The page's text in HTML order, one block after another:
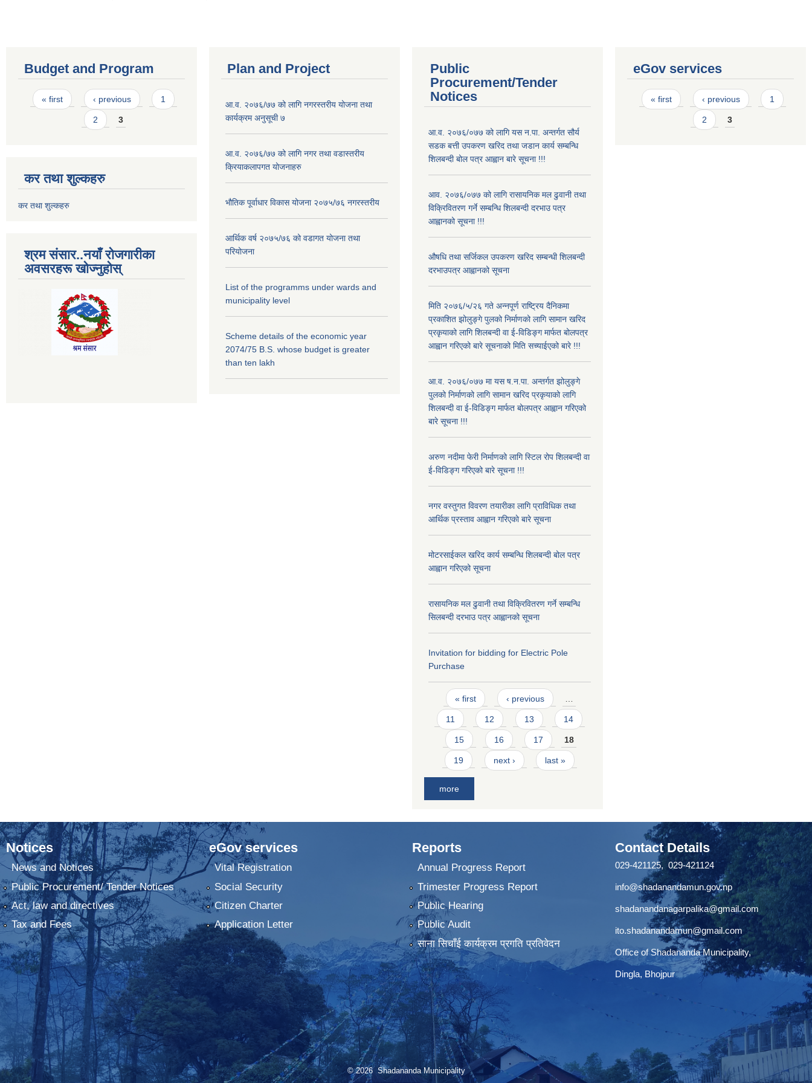
Budget and Program
Pages
« first ‹ previous 1
2 3
कर तथा शुल्कहरु
कर तथा शुल्कहरु
श्रम संसार..नयाँ रोजगारीका
अवसरहरू खोज्नुहोस्
Plan and Project
आ.व. २०७६/७७ को लागि नगरस्तरीय योजना तथा
कार्यक्रम अनुसूची ७
आ.व. २०७६/७७ को लागि नगर तथा वडास्तरीय
क्रियाकलापगत योजनाहरु
भौतिक पूर्वाधार विकास योजना २०७५/७६ नगरस्तरीय
आर्थिक वर्ष २०७५/७६ को वडागत योजना तथा
परियोजना
List of the programms under wards and
municipality level
Scheme details of the economic year
2074/75 B.S. whose budget is greater
than ten lakh
Public
Procurement/Tender
Notices
आ.व. २०७६/०७७ को लागि यस न.पा. अन्तर्गत सौर्य
सडक बत्ती उपकरण खरिद तथा जडान कार्य सम्बन्धि
शिलबन्दी बोल पत्र आह्वान बारे सूचना !!!
आव. २०७६/०७७ को लागि रासायनिक मल ढुवानी तथा
विक्रिवितरण गर्ने सम्बन्धि शिलबन्दी दरभाउ पत्र
आह्वानको सूचना !!!
औषधि तथा सर्जिकल उपकरण खरिद सम्बन्धी शिलबन्दी
दरभाउपत्र आह्वानको सूचना
मिति २०७६/५/२६ गते अन्नपूर्ण राष्ट्रिय दैनिकमा
प्रकाशित झोलुङ्गे पुलको निर्माणको लागि सामान खरिद
प्रकृयाको लागि शिलबन्दी वा ई-विडिङ्ग मार्फत बोलपत्र
आह्वान गरिएको बारे सूचनाको मिति सच्याईएको बारे !!!
आ.व. २०७६/०७७ मा यस ष.न.पा. अन्तर्गत झोलुङ्गे
पुलको निर्माणको लागि सामान खरिद प्रकृयाको लागि
शिलबन्दी वा ई-विडिङ्ग मार्फत बोलपत्र आह्वान गरिएको
बारे सूचना !!!
अरुण नदीमा फेरी निर्माणको लागि स्टिल रोप शिलबन्दी वा
ई-विडिङ्ग गरिएको बारे सूचना !!!
नगर वस्तुगत विवरण तयारीका लागि प्राविधिक तथा
आर्थिक प्रस्ताव आह्वान गरिएकाे बारे सूचना
मोटरसाईकल खरिद कार्य सम्बन्धि शिलबन्दी बोल पत्र
आह्वान गरिएको सूचना
रासायनिक मल ढुवानी तथा विक्रिवितरण गर्ने सम्बन्धि
सिलबन्दी दरभाउ पत्र आह्वानको सूचना
Invitation for bidding for Electric Pole
Purchase
Pages
« first ‹ previous …
11 12 13 14
15 16 17 18
19 next › last »
more
eGov services
Pages
« first ‹ previous 1
2 3
Notices
News and Notices
Public Procurement/ Tender Notices
Act, law and directives
Tax and Fees
eGov services
Vital Registration
Social Security
Citizen Charter
Application Letter
Reports
Annual Progress Report
Trimester Progress Report
Public Hearing
Public Audit
साना सिचाँई कार्यक्रम प्रगति प्रतिवेदन
Contact Details
029-421125, 029-421124
info@shadanandamun.gov.np
shadanandanagarpalika@gmail.com
ito.shadanandamun@gmail.com
Office of Shadananda Municipality,
Dingla, Bhojpur
© 2026 Shadananda Municipality